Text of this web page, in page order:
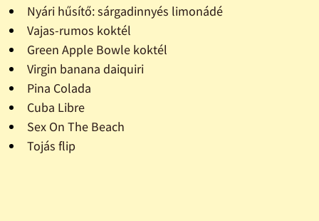
Nyári hűsítő: sárgadinnyés limonádé
Vajas-rumos koktél
Green Apple Bowle koktél
Virgin banana daiquiri
Pina Colada
Cuba Libre
Sex On The Beach
Tojás flip